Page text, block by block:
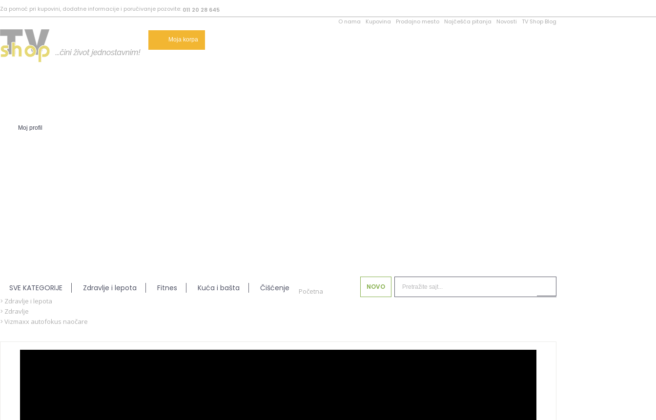
Za pomoć pri kupovini, dodatne informacije i poručivanje pozovite: 011 20 28 645
O nama
Kupovina Prodajno mesto Najčešća pitanja Novosti TV Shop Blog
Moj profil
SVE KATEGORIJE Zdravlje i lepota Fitnes Kuća i bašta Čišćenje NOVO
Početna
Zdravlje i lepota
Zdravlje
Vizmaxx autofokus naočare